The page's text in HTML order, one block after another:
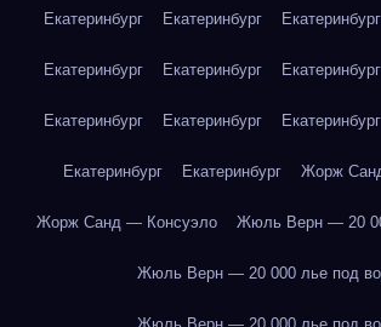
Екатеринбург Екатеринбург Екатеринбург
Екатеринбург Екатеринбург Екатеринбург
Екатеринбург Екатеринбург Екатеринбург
Екатеринбург Екатеринбург Жорж
Жорж Санд — Консуэло Жюль Верн — 20
Жюль Верн — 20 000 лье под